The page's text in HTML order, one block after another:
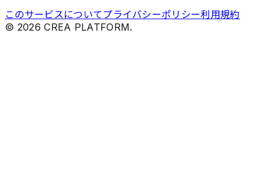
このサービスについて プライバシーポリシー利用規約
© 2026 CREA PLATFORM.